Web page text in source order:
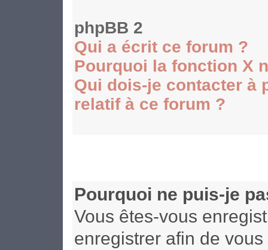
phpBB 2
Qui a écrit ce forum ?
Pourquoi la fonction X
Qui dois-je contacter à
relatif à ce forum ?
Pourquoi ne puis-je
Vous êtes-vous
enregistrer afin de